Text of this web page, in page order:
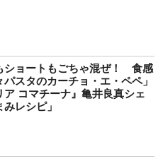
ショートもごちゃ混ぜ！ 食感
スタのカーチョ・エ・ペペ」
ア コマチーナ』亀井良真シェ
レシピ」